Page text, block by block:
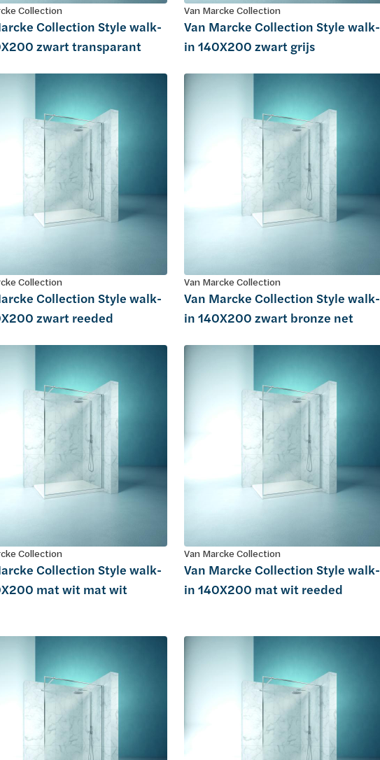
Collection
Collection Style walk-
zwart transparant
Van Marcke Collection
Van Marcke Collection Style walk-
in 140X200 zwart grijs
Collection
Collection Style walk-
zwart reeded
Van Marcke Collection
Van Marcke Collection Style walk-
in 140X200 zwart bronze net
Collection
Collection Style walk-
mat wit mat wit
Van Marcke Collection
Van Marcke Collection Style walk-
in 140X200 mat wit reeded